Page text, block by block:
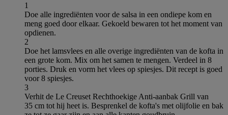
1
Doe alle ingrediënten voor de salsa in een ondiepe kom en
meng goed door elkaar. Gekoeld bewaren tot het moment van
opdienen.
2
Doe het lamsvlees en alle overige ingrediënten van de kofta in
een grote kom. Mix om het samen te mengen. Verdeel in 8
porties. Druk en vorm het vlees op spiesjes. Dit recept is goed
voor 8 spiesjes.
3
Verhit de Le Creuset Rechthoekige Anti-aanbak Grill van
35 cm tot hij heet is. Besprenkel de kofta's met olijfolie en bak